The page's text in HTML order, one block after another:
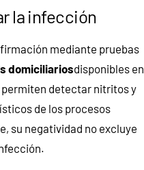
la infección
mediante pruebas
domiciliariosdisponibles en
detectar nitritos y
de los procesos
su negatividad no excluye